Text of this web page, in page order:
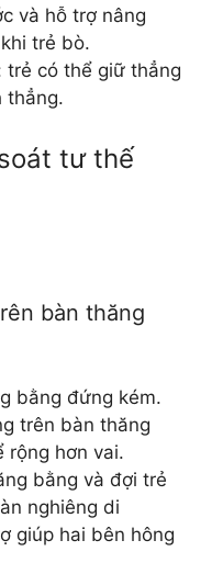
và hỗ trợ nâng
trẻ bò.
trẻ có thể giữ thẳng
thẳng.
tư thế
bàn thăng
bằng đứng kém.
trên bàn thăng
rộng hơn vai.
bằng và đợi trẻ
nghiêng di
giúp hai bên hông